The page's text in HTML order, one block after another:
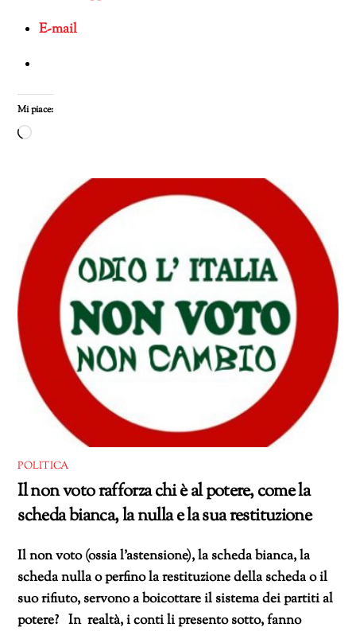
E-mail
Mi piace:
Caricamento
POLITICA
Il non voto rafforza chi è al potere, come la
scheda bianca, la nulla e la sua restituzione
Il non voto (ossia l’astensione), la scheda bianca, la
scheda nulla o perfino la restituzione della scheda o il
suo rifiuto, servono a boicottare il sistema dei partiti al
potere? In realtà, i conti li presento sotto, fanno